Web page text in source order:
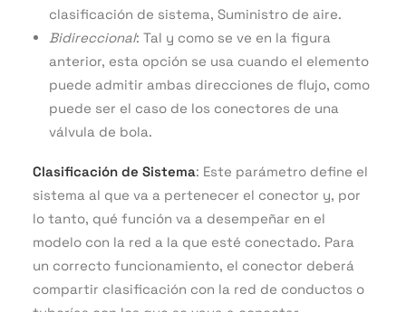
clasificación de sistema, Suministro de aire.
Bidireccional: Tal y como se ve en la figura
anterior, esta opción se usa cuando el elemento
puede admitir ambas direcciones de flujo, como
puede ser el caso de los conectores de una
válvula de bola.
Clasificación de Sistema: Este parámetro define el
sistema al que va a pertenecer el conector y, por
lo tanto, qué función va a desempeñar en el
modelo con la red a la que esté conectado. Para
un correcto funcionamiento, el conector deberá
compartir clasificación con la red de conductos o